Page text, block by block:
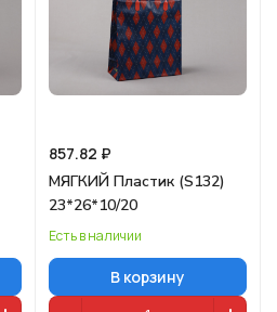
857.82 ₽
МЯГКИЙ Пластик (S132)
23*26*10/20
Есть в наличии
В корзину